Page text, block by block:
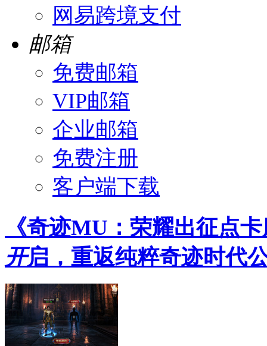
网易跨境支付
邮箱
免费邮箱
VIP邮箱
企业邮箱
免费注册
客户端下载
《奇迹MU：荣耀出征点
开启，重返纯粹奇迹时代